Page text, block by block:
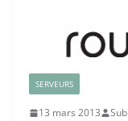
SERVEURS
13 mars 2013 Sub